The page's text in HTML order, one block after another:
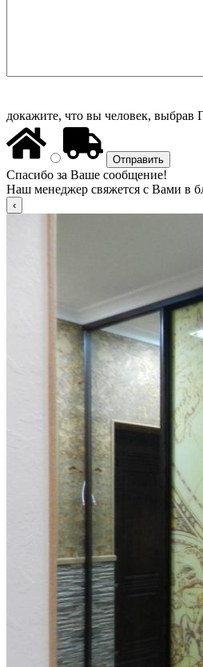
докажите, что вы человек, выбрав
Спасибо за Ваше сообщение!
Наш менеджер свяжется с Вами в